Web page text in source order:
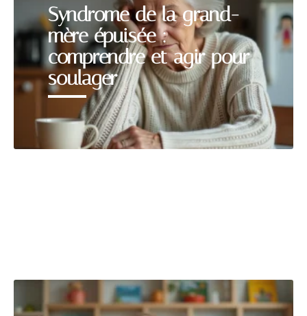
Syndrome de la grand-
mère épuisée :
comprendre et agir pour
soulager